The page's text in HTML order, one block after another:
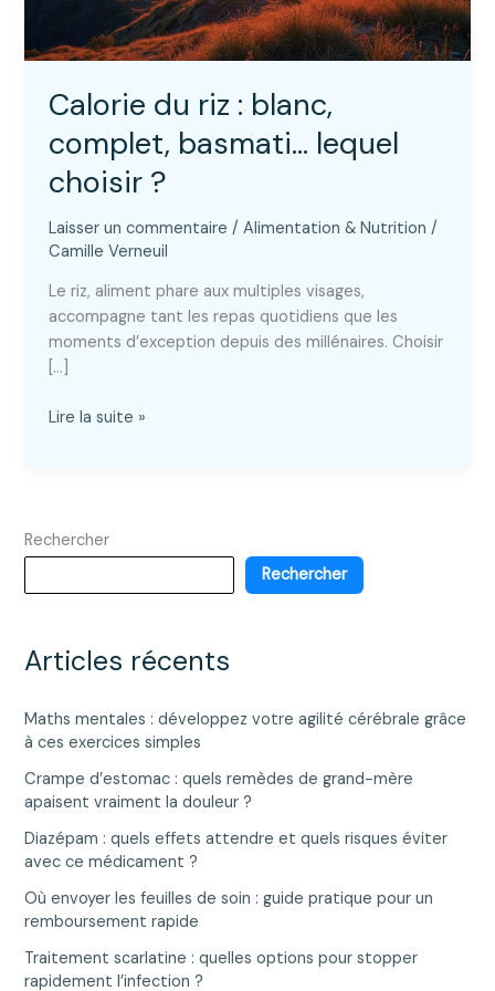
Calorie du riz : blanc,
complet, basmati… lequel
choisir ?
Laisser un commentaire /Alimentation & Nutrition /
Camille Verneuil
Le riz, aliment phare aux multiples visages,
accompagne tant les repas quotidiens que les
moments d’exception depuis des millénaires. Choisir
[…]
Calorie
complet,
lequel
Lire la suite »
Rechercher
Rechercher
Articles récents
Maths mentales : développez votre agilité cérébrale grâce
à ces exercices simples
Crampe d’estomac : quels remèdes de grand-mère
apaisent vraiment la douleur ?
Diazépam : quels effets attendre et quels risques éviter
avec ce médicament ?
Où envoyer les feuilles de soin : guide pratique pour un
remboursement rapide
Traitement scarlatine : quelles options pour stopper
rapidement l’infection ?